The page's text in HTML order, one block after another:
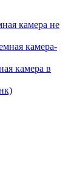
камера не
камера-
камера в